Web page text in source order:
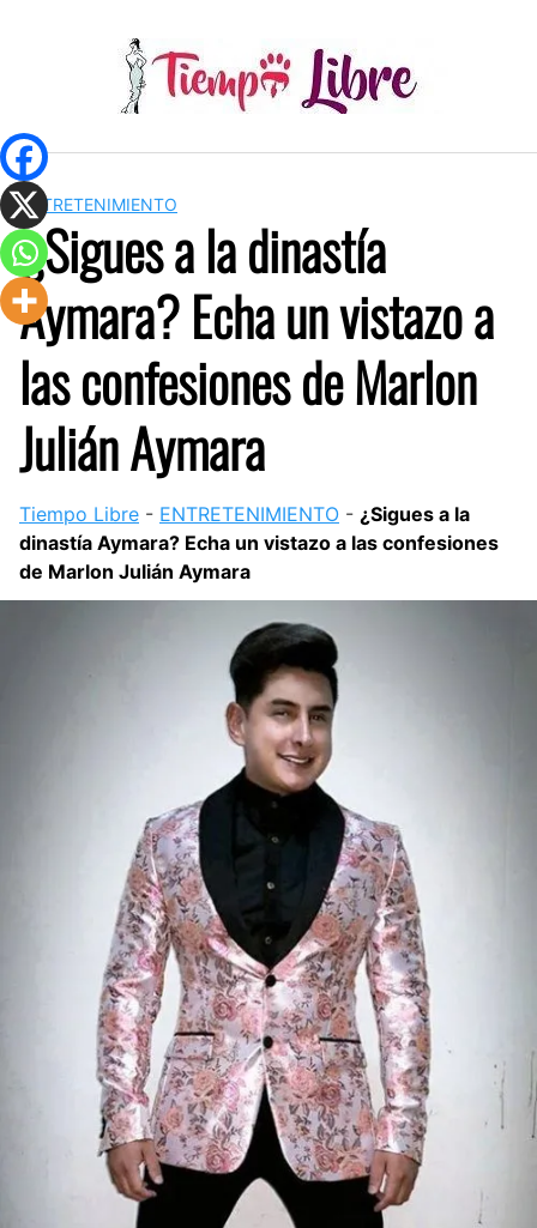
ENTRETENIMIENTO
¿Sigues a la dinastía
Aymara? Echa un vistazo a
las confesiones de Marlon
Julián Aymara
Tiempo Libre - ENTRETENIMIENTO - ¿Sigues a la
dinastía Aymara? Echa un vistazo a las confesiones
de Marlon Julián Aymara